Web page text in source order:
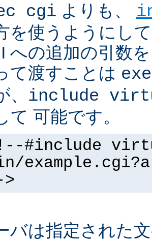
cgi よりも、
を使うようにし
への追加の引数
て渡すことは
、 include
て 可能です。
#include
バは指定された